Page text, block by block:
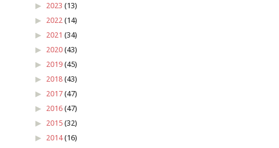
2023 (13)
2022 (14)
2021 (34)
2020 (43)
2019 (45)
2018 (43)
2017 (47)
2016 (47)
2015 (32)
2014(16)